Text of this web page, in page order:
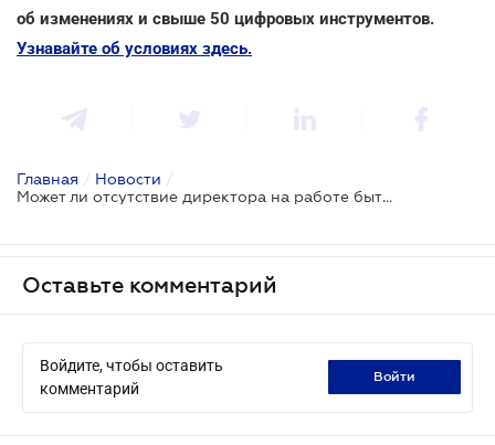
об изменениях и свыше 50 цифровых инструментов.
Узнавайте об условиях здесь.
Главная / Новости /
Может ли отсутствие директора на работе быть поводом переноса налоговой проверки
Оставьте комментарий
Войдите, чтобы оставить
комментарий
войти